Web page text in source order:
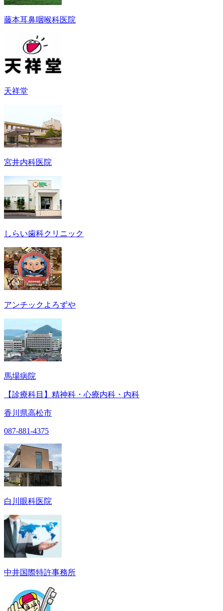
藤本耳鼻咽喉科医院
天祥堂
宮井内科医院
しらい歯科クリニック
アンチックよろずや
馬場病院
【診療科目】精神科・心療内科・内科
香川県高松市
087-881-4375
白川眼科医院
中井国際特許事務所